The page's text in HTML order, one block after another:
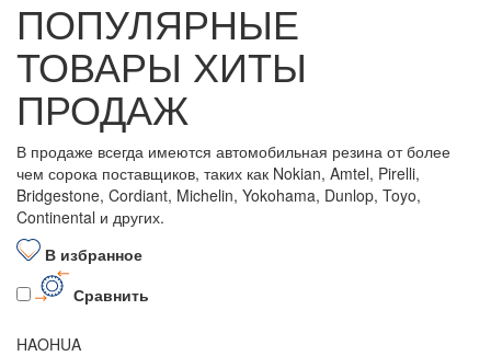
ПОПУЛЯРНЫЕ
ТОВАРЫ ХИТЫ
ПРОДАЖ
В продаже всегда имеются автомобильная резина от более
чем сорока поставщиков, таких как Nokian, Amtel, Pirelli,
Bridgestone, Cordiant, Michelin, Yokohama, Dunlop, Toyo,
Continental и других.
В избранное
Сравнить
HAOHUA